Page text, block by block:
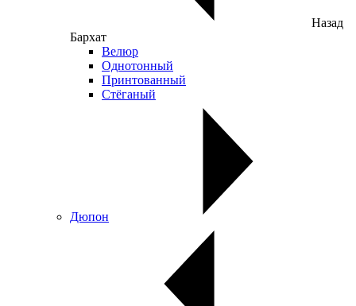
Назад
Бархат
Велюр
Однотонный
Принтованный
Стёганый
Дюпон